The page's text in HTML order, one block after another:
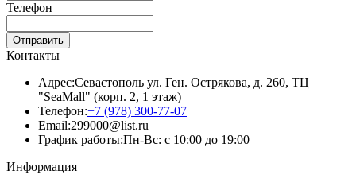
Телефон
Отправить
Контакты
Адрес:Севастополь ул. Ген. Острякова, д. 260, ТЦ
"SeaMall" (корп. 2, 1 этаж)
Телефон:+7 (978) 300-77-07
Email:299000@list.ru
График работы:Пн-Вс: с 10:00 до 19:00
Информация